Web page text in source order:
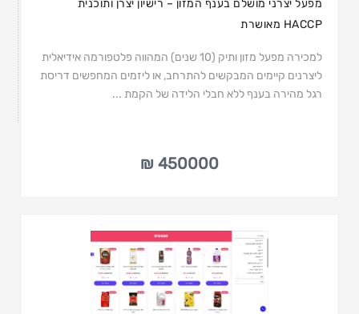
מפעל יצרני מושלם בענף המזון – רישיון יצרן ותוכנית
HACCP מאושרת
למכירה מפעל מזון ותיק (10 שנים) המהווה פלטפורמה אידיאלית
ליצרנים קיימים המבקשים להתרחב, או ליזמים המחפשים דריסת
רגל מהירה בענף ללא חבלי הלידה של הקמת ...
450000 ₪